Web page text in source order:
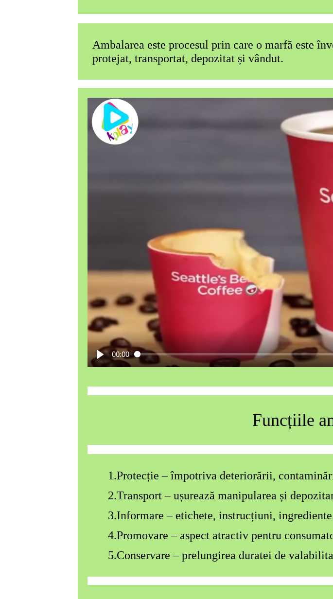
Ambalarea este procesul prin care o marfă este
protejat, transportat, depozitat și vândut.
00:00
Funcțiile
1.Protecție – împotriva deteriorării,
2.Transport – ușurează manipularea și
3.Informare – etichete, instrucțiuni,
4.Promovare – aspect atractiv pentru
5.Conservare – prelungirea duratei de